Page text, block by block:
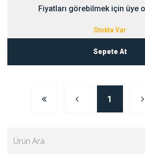
Fiyatları görebilmek için üye
Stokta Var
Sepete At
1